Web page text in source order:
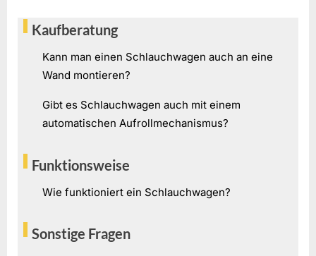
Kaufberatung
Kann man einen Schlauchwagen auch an eine
Wand montieren?
Gibt es Schlauchwagen auch mit einem
automatischen Aufrollmechanismus?
Funktionsweise
Wie funktioniert ein Schlauchwagen?
Sonstige Fragen